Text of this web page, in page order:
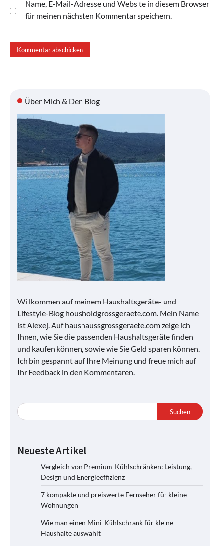
Name, E-Mail-Adresse und Website in diesem Browser
für meinen nächsten Kommentar speichern.
Über Mich & Den Blog
Willkommen auf meinem Haushaltsgeräte- und
Lifestyle-Blog housholdgrossgeraete.com. Mein Name
ist Alexej. Auf haushaussgrossgeraete.com zeige ich
Ihnen, wie Sie die passenden Haushaltsgeräte finden
und kaufen können, sowie wie Sie Geld sparen können.
Ich bin gespannt auf Ihre Meinung und freue mich auf
Ihr Feedback in den Kommentaren.
Suchen
Neueste Artikel
Vergleich von Premium-Kühlschränken: Leistung,
Design und Energieeffizienz
7 kompakte und preiswerte Fernseher für kleine
Wohnungen
Wie man einen Mini-Kühlschrank für kleine
Haushalte auswählt